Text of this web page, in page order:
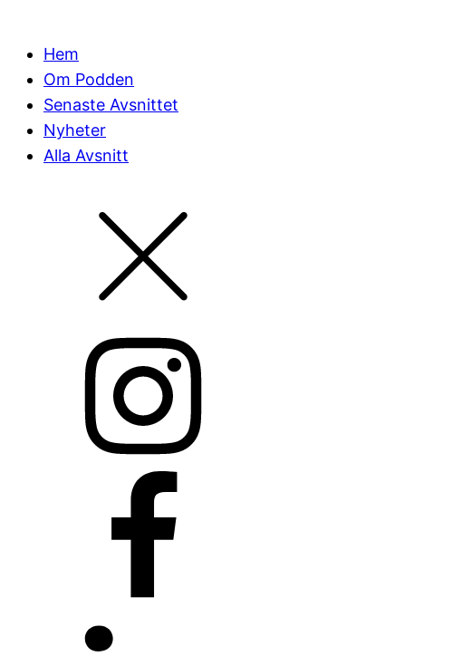
Hem
Om Podden
Senaste Avsnittet
Nyheter
Alla Avsnitt